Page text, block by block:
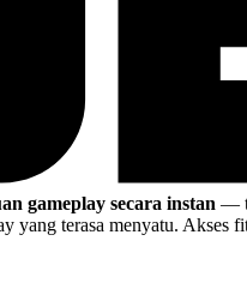
gameplay secara instan —
yang terasa menyatu. Akses